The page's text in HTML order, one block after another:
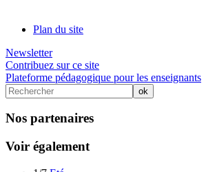
Plan du site
Newsletter
Contribuez sur ce site
Plateforme pédagogique pour les enseignants
Nos partenaires
Voir également